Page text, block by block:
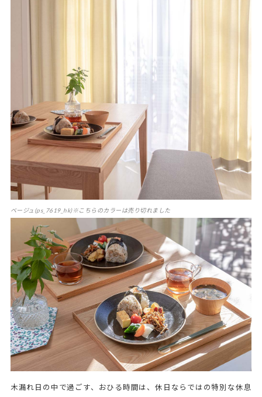
ベージュ(ps_7619_hk)※こちらのカラーは売り切れました
木漏れ日の中で過ごす、おひる時間は、休日ならではの特別な休息